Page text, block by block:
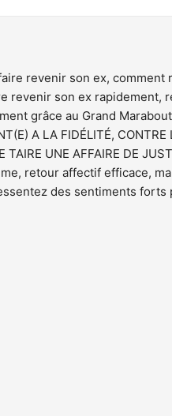
revenir son ex, comment
revenir son ex rapidement,
grâce au Grand
A LA FIDÉLITÉ, CONTRE
UNE AFFAIRE DE
retour affectif efficace,
des sentiments